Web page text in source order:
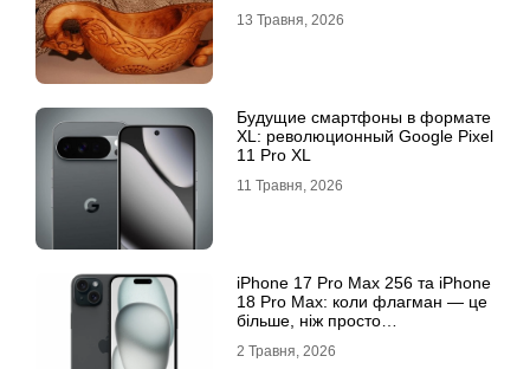
13 Травня, 2026
Будущие смартфоны в формате
XL: революционный Google Pixel
11 Pro XL
11 Травня, 2026
iРhone 17 Рro Мax 256 та iРhone
18 Рro Мax: коли флагман — це
більше, ніж просто
2 Травня, 2026